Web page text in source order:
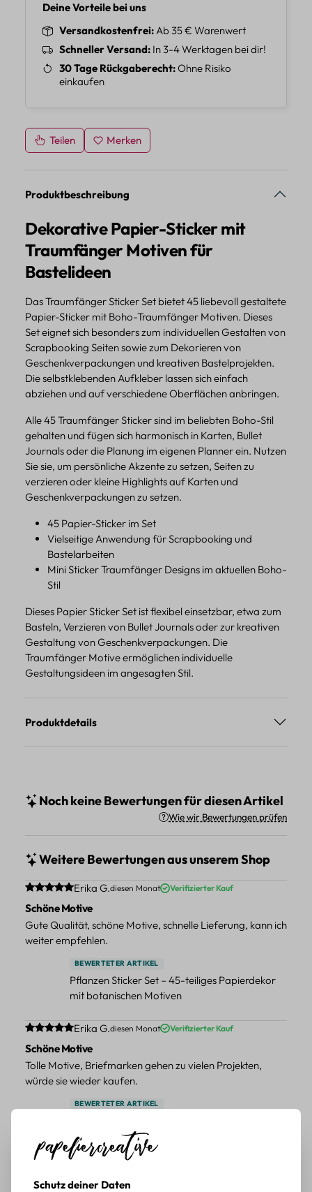
Deine Vorteile bei uns
Versandkostenfrei Ab 35 € Warenwert
Schneller Versand In 3-4 Werktagen bei dir!
30 Tage Rückgaberecht Ohne Risiko
einkaufen
Teilen Merken
Produktbeschreibung
Dekorative Papier-Sticker mit
Traumfänger Motiven für
Bastelideen
Das Traumfänger Sticker Set bietet 45 liebevoll gestaltete
Papier-Sticker mit Boho-Traumfänger Motiven. Dieses
Set eignet sich besonders zum individuellen Gestalten von
Scrapbooking Seiten sowie zum Dekorieren von
Geschenkverpackungen und kreativen Bastelprojekten.
Die selbstklebenden Aufkleber lassen sich einfach
abziehen und auf verschiedene Oberflächen anbringen.
Alle 45 Traumfänger Sticker sind im beliebten Boho-Stil
gehalten und fügen sich harmonisch in Karten, Bullet
Journals oder die Planung im eigenen Planner ein. Nutzen
Sie sie, um persönliche Akzente zu setzen, Seiten zu
verzieren oder kleine Highlights auf Karten und
Geschenkverpackungen zu setzen.
45 Papier-Sticker im Set
Vielseitige Anwendung für Scrapbooking und
Bastelarbeiten
Mini Sticker Traumfänger Designs im aktuellen Boho-
Stil
Dieses Papier Sticker Set ist flexibel einsetzbar, etwa zum
Basteln, Verzieren von Bullet Journals oder zur kreativen
Gestaltung von Geschenkverpackungen. Die
Traumfänger Motive ermöglichen individuelle
Gestaltungsideen im angesagten Stil.
Produktdetails
Noch keine Bewertungen für diesen Artikel
Wie wir Bewertungen prüfen
Weitere Bewertungen aus unserem Shop
Durchschnittliche Bewertung von 5 von 5 Sternen
Erika G.diesen Monat Verifizierter Kauf
Schöne Motive
Gute Qualität, schöne Motive, schnelle Lieferung, kann ich
weiter empfehlen.
BEWERTETER ARTIKEL
Pflanzen Sticker Set – 45-teiliges Papierdekor
mit botanischen Motiven
Durchschnittliche Bewertung von 5 von 5 Sternen
Erika G.diesen Monat Verifizierter Kauf
Schöne Motive
Tolle Motive, Briefmarken gehen zu vielen Projekten,
würde sie wieder kaufen.
BEWERTETER ARTIKEL
Sticker mit Wald- und Tiermotiven
Schöne Motive
Schutz deiner Daten